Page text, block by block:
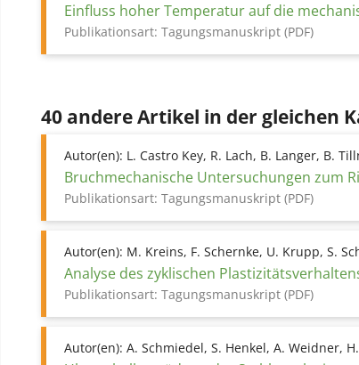
Einfluss hoher Temperatur auf die
Publikationsart: Tagungsmanuskript (PDF)
40 andere Artikel in der gleichen
Autor(en): L. Castro Key, R. Lach, B. Langer, B.
Bruchmechanische Untersuchungen zum
Publikationsart: Tagungsmanuskript (PDF)
Autor(en): M. Kreins, F. Schernke, U. Krupp, S.
Analyse des zyklischen
Publikationsart: Tagungsmanuskript (PDF)
Autor(en): A. Schmiedel, S. Henkel, A. Weidner,